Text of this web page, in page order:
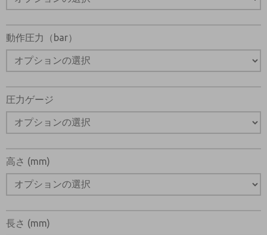
動作圧力（bar）
圧力ゲージ
高さ (mm)
長さ (mm)